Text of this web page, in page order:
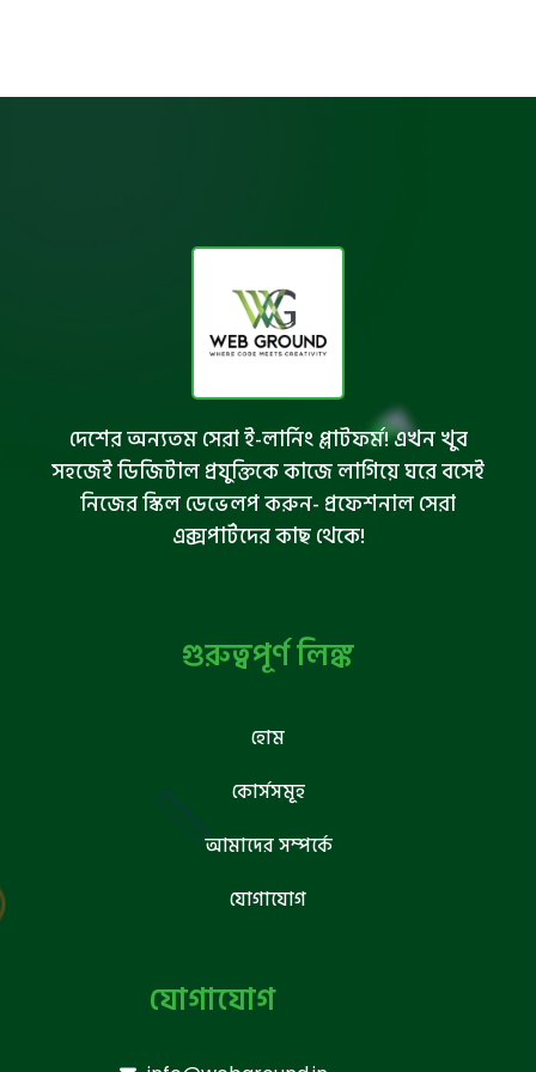
দেশের অন্যতম সেরা ই-লার্নিং প্লাটফর্ম! এখন খুব
সহজেই ডিজিটাল প্রযুক্তিকে কাজে লাগিয়ে ঘরে বসেই
নিজের স্কিল ডেভেলপ করুন- প্রফেশনাল সেরা
এক্সপার্টদের কাছ থেকে!
গুরুত্বপূর্ণ লিঙ্ক
হোম
কোর্সসমূহ
আমাদের সম্পর্কে
যোগাযোগ
যোগাযোগ